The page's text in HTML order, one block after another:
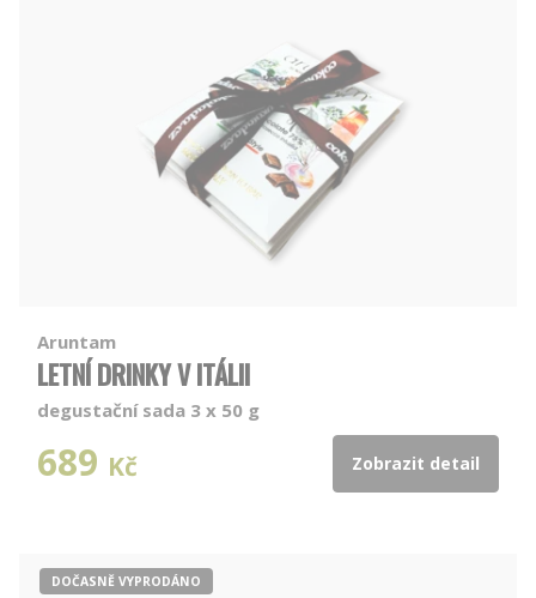
Aruntam
LETNÍ DRINKY V ITÁLII
degustační sada 3 x 50 g
689 Kč Zobrazit detail
DOČASNĚ VYPRODÁNO